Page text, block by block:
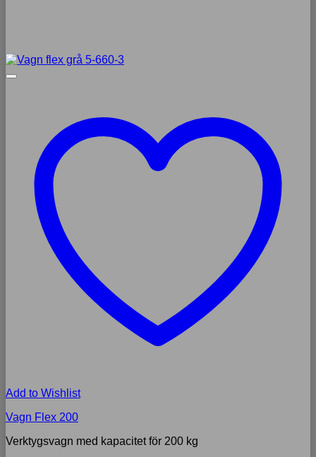
Add to Wishlist
Vagn Flex 200
Verktygsvagn med kapacitet för 200 kg